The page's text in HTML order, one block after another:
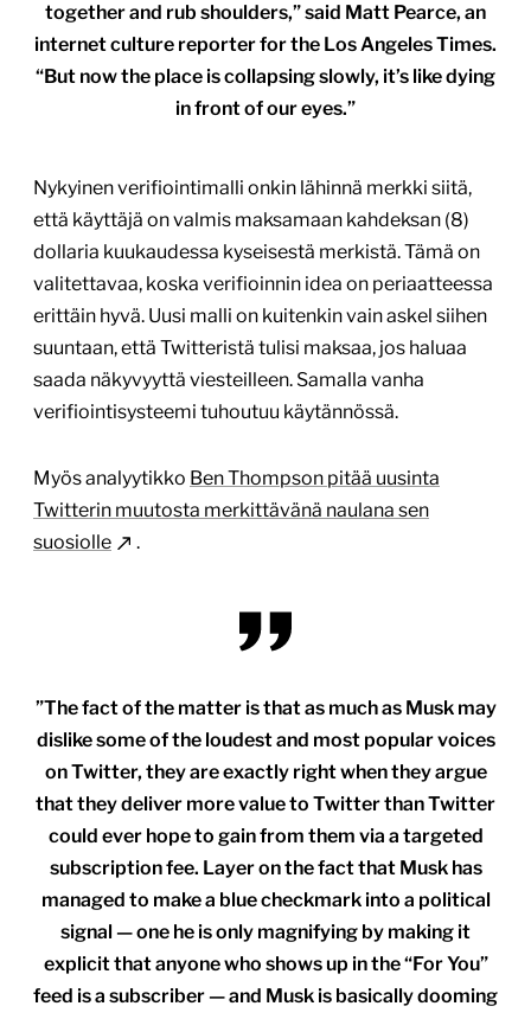
together and rub shoulders,” said Matt Pearce, an
internet culture reporter for the Los Angeles Times.
“But now the place is collapsing slowly, it’s like dying
in front of our eyes.”
Nykyinen verifiointimalli onkin lähinnä merkki siitä,
että käyttäjä on valmis maksamaan kahdeksan (8)
dollaria kuukaudessa kyseisestä merkistä. Tämä on
valitettavaa, koska verifioinnin idea on periaatteessa
erittäin hyvä. Uusi malli on kuitenkin vain askel siihen
suuntaan, että Twitteristä tulisi maksaa, jos haluaa
saada näkyvyyttä viesteilleen. Samalla vanha
verifiointisysteemi tuhoutuu käytännössä.
Myös analyytikko Ben Thompson pitää uusinta
Twitterin muutosta merkittävänä naulana sen
suosiolle
.
”The fact of the matter is that as much as Musk may
dislike some of the loudest and most popular voices
on Twitter, they are exactly right when they argue
that they deliver more value to Twitter than Twitter
could ever hope to gain from them via a targeted
subscription fee. Layer on the fact that Musk has
managed to make a blue checkmark into a political
signal — one he is only magnifying by making it
explicit that anyone who shows up in the “For You”
feed is a subscriber — and Musk is basically dooming